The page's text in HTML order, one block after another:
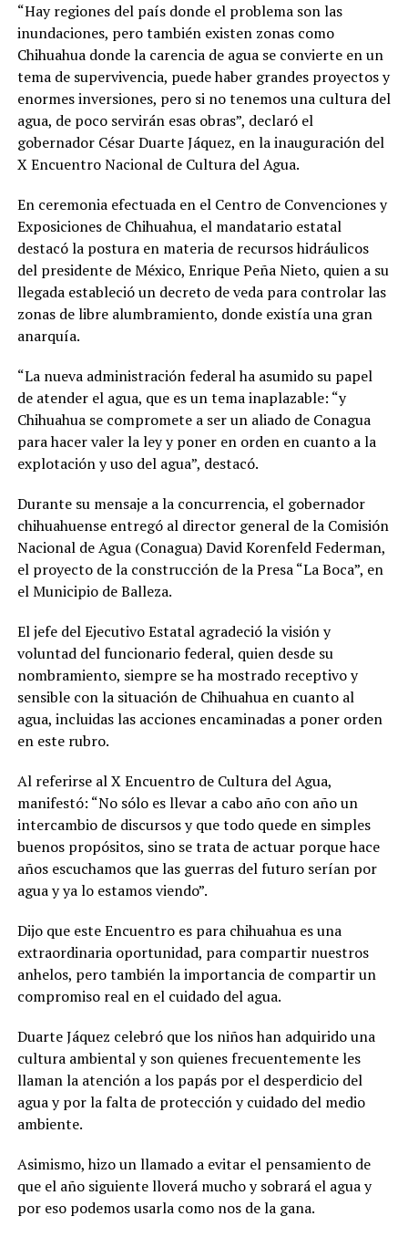
“Hay regiones del país donde el problema son las
inundaciones, pero también existen zonas como
Chihuahua donde la carencia de agua se convierte en un
tema de supervivencia, puede haber grandes proyectos y
enormes inversiones, pero si no tenemos una cultura del
agua, de poco servirán esas obras”, declaró el
gobernador César Duarte Jáquez, en la inauguración del
X Encuentro Nacional de Cultura del Agua.
En ceremonia efectuada en el Centro de Convenciones y
Exposiciones de Chihuahua, el mandatario estatal
destacó la postura en materia de recursos hidráulicos
del presidente de México, Enrique Peña Nieto, quien a su
llegada estableció un decreto de veda para controlar las
zonas de libre alumbramiento, donde existía una gran
anarquía.
“La nueva administración federal ha asumido su papel
de atender el agua, que es un tema inaplazable: “y
Chihuahua se compromete a ser un aliado de Conagua
para hacer valer la ley y poner en orden en cuanto a la
explotación y uso del agua”, destacó.
Durante su mensaje a la concurrencia, el gobernador
chihuahuense entregó al director general de la Comisión
Nacional de Agua (Conagua) David Korenfeld Federman,
el proyecto de la construcción de la Presa “La Boca”, en
el Municipio de Balleza.
El jefe del Ejecutivo Estatal agradeció la visión y
voluntad del funcionario federal, quien desde su
nombramiento, siempre se ha mostrado receptivo y
sensible con la situación de Chihuahua en cuanto al
agua, incluidas las acciones encaminadas a poner orden
en este rubro.
Al referirse al X Encuentro de Cultura del Agua,
manifestó: “No sólo es llevar a cabo año con año un
intercambio de discursos y que todo quede en simples
buenos propósitos, sino se trata de actuar porque hace
años escuchamos que las guerras del futuro serían por
agua y ya lo estamos viendo”.
Dijo que este Encuentro es para chihuahua es una
extraordinaria oportunidad, para compartir nuestros
anhelos, pero también la importancia de compartir un
compromiso real en el cuidado del agua.
Duarte Jáquez celebró que los niños han adquirido una
cultura ambiental y son quienes frecuentemente les
llaman la atención a los papás por el desperdicio del
agua y por la falta de protección y cuidado del medio
ambiente.
Asimismo, hizo un llamado a evitar el pensamiento de
que el año siguiente lloverá mucho y sobrará el agua y
por eso podemos usarla como nos de la gana.